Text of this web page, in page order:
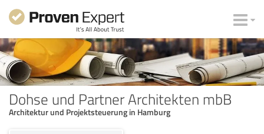
Dohse und Partner Architekten mbB
Architektur und Projektsteuerung in Hamburg